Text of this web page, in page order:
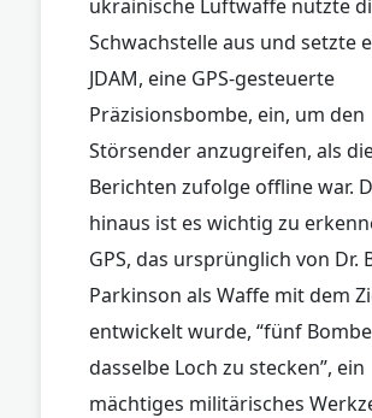
ukrainische Luftwaffe nutzte
Schwachstelle aus und setzte
JDAM, eine GPS-gesteuerte
Präzisionsbombe, ein, um den
Störsender anzugreifen, als
Berichten zufolge offline war.
hinaus ist es wichtig zu
GPS, das ursprünglich von Dr.
Parkinson als Waffe mit dem
entwickelt wurde, “fünf
dasselbe Loch zu stecken”, ein
mächtiges militärisches